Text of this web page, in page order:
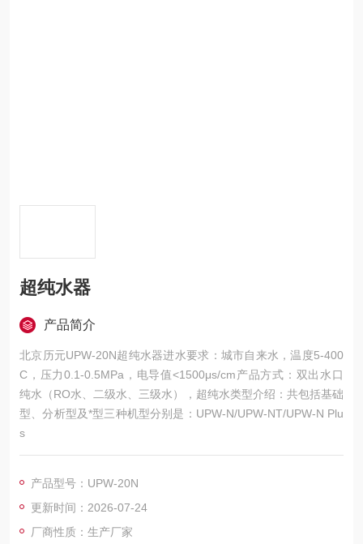
超纯水器
产品简介
北京历元UPW-20N超纯水器进水要求：城市自来水，温度5-400
C，压力0.1-0.5MPa，电导值<1500μs/cm产品方式：双出水口
纯水（RO水、二级水、三级水），超纯水类型介绍：共包括基础
型、分析型及*型三种机型分别是：UPW-N/UPW-NT/UPW-N Plu
s
产品型号：UPW-20N
更新时间：2026-07-24
厂商性质：生产厂家